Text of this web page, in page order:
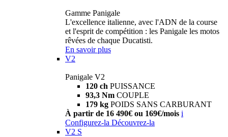
Gamme Panigale
L'excellence italienne, avec l'ADN de la course
et l'esprit de compétition : les Panigale les motos
rêvées de chaque Ducatisti.
En savoir plus
V2
Panigale V2
120 ch PUISSANCE
93,3 Nm COUPLE
179 kg POIDS SANS CARBURANT
À partir de 16 490€ ou 169€/mois i
Configurez-la Découvrez-la
V2 S